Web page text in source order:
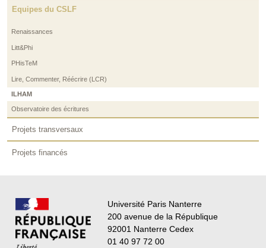
Equipes du CSLF
Renaissances
Litt&Phi
PHisTeM
Lire, Commenter, Réécrire (LCR)
ILHAM
Observatoire des écritures
Projets transversaux
Projets financés
Université Paris Nanterre
200 avenue de la République
92001 Nanterre Cedex
01 40 97 72 00